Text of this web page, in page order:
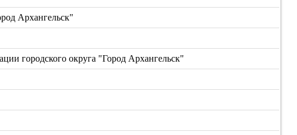
Архангельск"
городского округа "Город Архангельск"